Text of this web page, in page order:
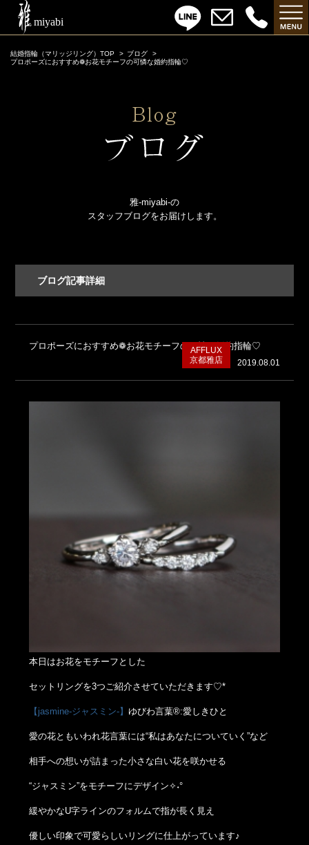
結婚指輪（マリッジリング）TOP
ブログ
プロポーズにおすすめ❁お花モチーフの可憐な婚約指輪♡
雅-miyabi-の
スタッフブログをお届けします。
ブログ記事詳細
プロポーズにおすすめ❁お花モチーフの可憐な婚約指輪♡
2019.08.01
AFFLUX
京都雅店
本日はお花をモチーフとした
セットリングを3つご紹介させていただきます♡*
【jasmine-ジャスミン-】ゆびわ言葉®:愛しきひと
愛の花ともいわれ花言葉には“私はあなたについていく”など
相手への想いが詰まった小さな白い花を咲かせる
“ジャスミン”をモチーフにデザイン✧˖°
緩やかなU字ラインのフォルムで指が長く見え
優しい印象で可愛らしいリングに仕上がっています♪